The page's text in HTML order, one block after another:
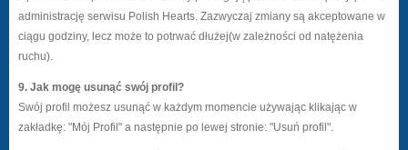
administrację serwisu Polish Hearts. Zazwyczaj zmiany są akceptowane w
ciągu godziny, lecz może to potrwać dłużej(w zależności od natężenia
ruchu).
9. Jak mogę usunąć swój profil?
Swój profil możesz usunąć w każdym momencie używając klikając w
zakładkę: "Mój Profil" a następnie po lewej stronie: "Usuń profil".